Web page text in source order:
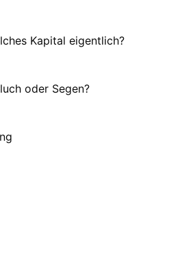
Kapital eigentlich?
oder Segen?